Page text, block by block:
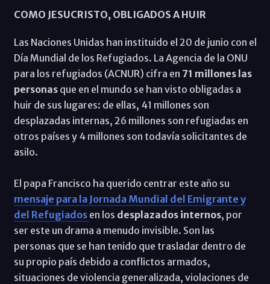
COMO JESUCRISTO, OBLIGADOS A HUIR
Las Naciones Unidas han instituido el 20 de junio con el
Día Mundial de los Refugiados. La Agencia de la ONU
para los refugiados (ACNUR) cifra en 71 millones las
personasque en el mundo se han visto obligadas a
huir de sus lugares: de ellas, 41 millones son
desplazadas internas, 26 millones son refugiadas en
otros países y 4 millones son todavía solicitantes de
asilo.
El papa Francisco ha querido centrar este año su
mensaje para la Jornada Mundial del Emigrante y
del Refugiados en los desplazados internos, por
ser este un drama a menudo invisible. Son las
personas que se han tenido que trasladar dentro de
su propio país debido a conflictos armados,
situaciones de violencia generalizada, violaciones de